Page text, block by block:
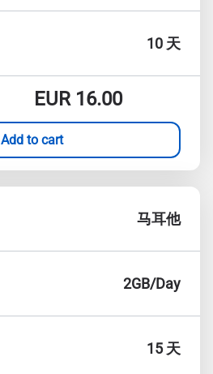
10 天
EUR16.00
Add to cart
马耳他
2GB/Day
15 天